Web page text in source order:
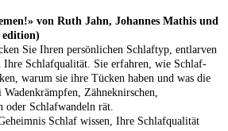
von Ruth Jahn, Johannes Mathis und
edition)
Sie Ihren persönlichen Schlaftyp, entlarven
Ihre Schlafqualität. Sie erfahren, wie Schlaf-
warum sie ihre Tücken haben und was die
Zähneknirschen,
oder Schlafwandeln rät.
Schlaf wissen, Ihre Schlafqualität